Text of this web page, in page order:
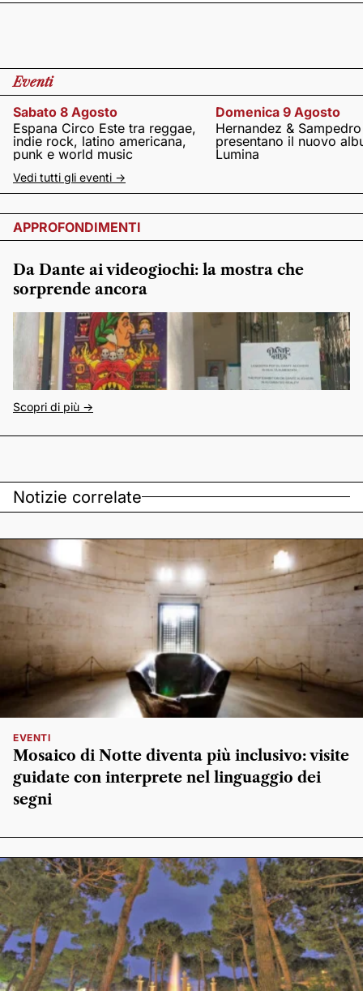
Eventi
Sabato 8 Agosto
Espana Circo Este tra reggae,
indie rock, latino americana,
punk e world music
Domenica 9 Agosto
Hernandez & Sampedro
presentano il nuovo
Lumina
Vedi tutti gli eventi ->
APPROFONDIMENTI
Da Dante ai videogiochi: la mostra che
sorprende ancora
Scopri di più ->
Notizie correlate
EVENTI
Mosaico di Notte diventa più inclusivo: visite
guidate con interprete nel linguaggio dei
segni